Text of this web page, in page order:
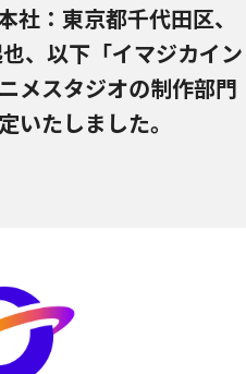
社：東京都千代田区、
、以下「イマジカイン
メスタジオの制作部門
いたしました。